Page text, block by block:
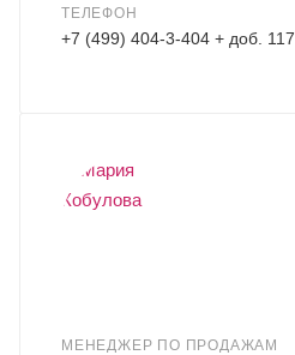
ТЕЛЕФОН
+7 (499) 404-3-404 + доб. 117
МЕНЕДЖЕР ПО ПРОДАЖАМ